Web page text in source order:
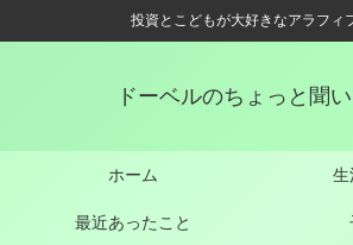
投資とこどもが大好きなアラフィ
ドーベルのちょっと聞
ホーム 生
最近あったこと